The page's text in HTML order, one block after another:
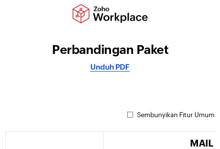
Perbandingan Paket
Unduh PDF
Sembunyikan Fitur Umum
MAIL